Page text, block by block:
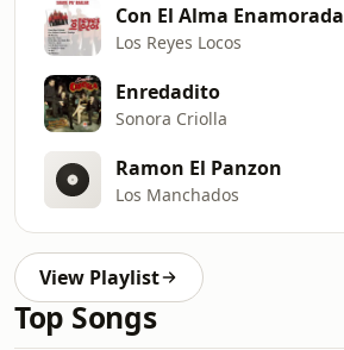
Con El Alma Enamorada
Los Reyes Locos
Enredadito
Sonora Criolla
Ramon El Panzon
Los Manchados
View Playlist
Top Songs